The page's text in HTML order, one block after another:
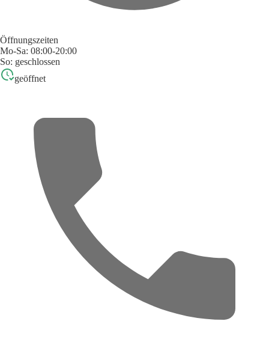
Öffnungszeiten
Mo-Sa: 08:00-20:00
So: geschlossen
geöffnet